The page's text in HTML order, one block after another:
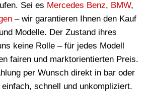
Sei es Mercedes Benz, BMW,
– wir garantieren Ihnen den Kauf
und Modelle. Der Zustand ihres
keine Rolle – für jedes Modell
fairen und marktorientierten Preis.
per Wunsch direkt in bar oder
schnell und unkompliziert.